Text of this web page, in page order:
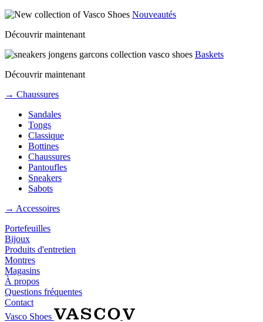
Nouveautés
Découvrir maintenant
Baskets
Découvrir maintenant
→ Chaussures
Sandales
Tongs
Classique
Bottines
Chaussures
Pantoufles
Sneakers
Sabots
→ Accessoires
Portefeuilles
Bijoux
Produits d'entretien
Montres
Magasins
À propos
Questions fréquentes
Contact
Vasco Shoes